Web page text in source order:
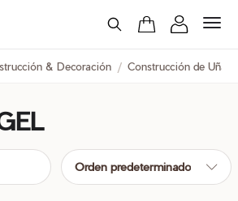
& Decoración / Construcción de Uñas
Orden predeterminado